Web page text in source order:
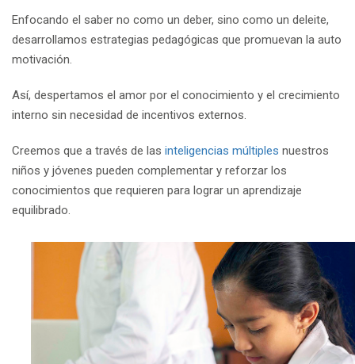
Enfocando el saber no como un deber, sino como un deleite,
desarrollamos estrategias pedagógicas que promuevan la auto
motivación.
Así, despertamos el amor por el conocimiento y el crecimiento
interno sin necesidad de incentivos externos.
Creemos que a través de las inteligencias múltiples nuestros
niños y jóvenes pueden complementar y reforzar los
conocimientos que requieren para lograr un aprendizaje
equilibrado.